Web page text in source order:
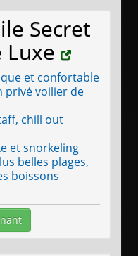
Secret
Luxe
et confortable
privé voilier de
chill out
et snorkeling
belles plages,
boissons